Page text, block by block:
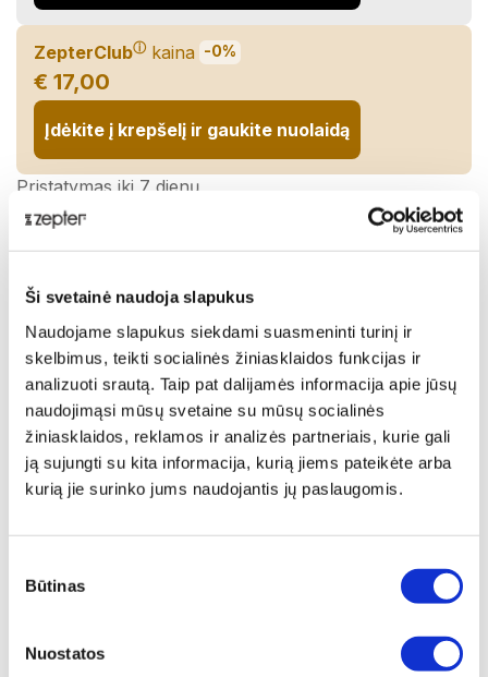
Ši svetainė naudoja slapukus
Naudojame slapukus siekdami suasmeninti turinį ir
skelbimus, teikti socialinės žiniasklaidos funkcijas ir
analizuoti srautą. Taip pat dalijamės informacija apie jūsų
naudojimąsi mūsų svetaine su mūsų socialinės
žiniasklaidos, reklamos ir analizės partneriais, kurie gali
ją sujungti su kita informacija, kurią jiems pateikėte arba
kurią jie surinko jums naudojantis jų paslaugomis.
pasirinkimas
Būtinas
Nuostatos
ZepterClubⓘ kaina -0%
€ 17,00
Įdėkite į krepšelį ir gaukite nuolaidą
Pristatymas iki 7 dienų
Pasidalinti:
Aprašymas
The Vacsy bag rolls are part of the patented food
vacuum system. The bags are versatile and you can
use them either for marinating, cooking or packing
clothes, documents or other imporant valuable things.
Pristatymas
In the kitchen the Vacsy bags help keep food fresh
and healthy for up to 5 times longer, but they can also
Electronic equipment, jewellery or important
documents can be protected in the VacSy® bags from